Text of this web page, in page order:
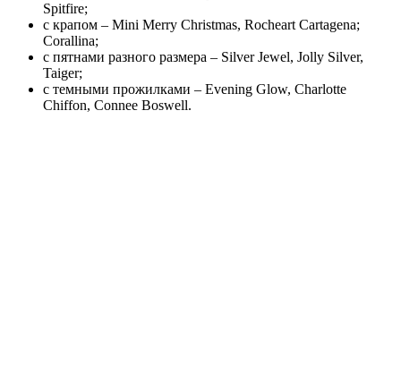
Spitfire;
с крапом – Mini Merry Christmas, Rocheart Cartagena;
Corallina;
с пятнами разного размера – Silver Jewel, Jollу Silver,
Taiger;
с темными прожилками – Evening Glow, Charlotte
Chiffon, Connee Boswell.